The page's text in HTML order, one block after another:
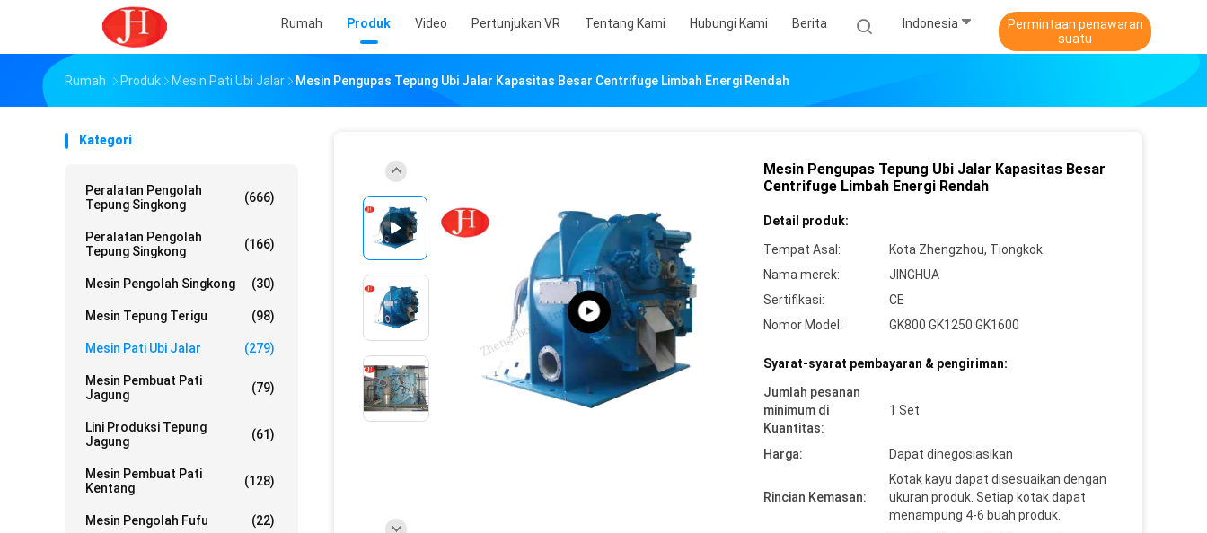
Rumah Produk Video Pertunjukan VR Tentang Kami Hubungi Kami Berita Indonesia
Permintaan penawaran
suatu
Rumah Produk Mesin Pati Ubi Jalar Mesin Pengupas Tepung Ubi Jalar Kapasitas Besar Centrifuge Limbah Energi Rendah
Kategori
Peralatan Pengolah
Tepung Singkong
(666)
Peralatan Pengolah
Tepung Singkong
(166)
Mesin Pengolah Singkong (30)
Mesin Tepung Terigu (98)
Mesin Pati Ubi Jalar (279)
Mesin Pembuat Pati
Jagung
(79)
Lini Produksi Tepung
Jagung
(61)
Mesin Pembuat Pati
Kentang
(128)
Mesin Pengolah Fufu (22)
Mesin Pengupas Tepung Ubi Jalar Kapasitas Besar
Centrifuge Limbah Energi Rendah
Detail produk:
Tempat Asal:
Kota Zhengzhou, Tiongkok
Nama merek:
JINGHUA
Sertifikasi:
CE
Nomor Model:
GK800 GK1250 GK1600
Syarat-syarat pembayaran & pengiriman:
Jumlah pesanan
minimum di
Kuantitas:
1 Set
Harga: Dapat dinegosiasikan
Rincian Kemasan:
Kotak kayu dapat disesuaikan dengan
ukuran produk. Setiap kotak dapat
menampung 4-6 buah produk.